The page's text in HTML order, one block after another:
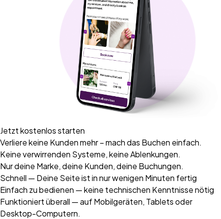
Jetzt kostenlos starten
Verliere keine Kunden mehr – mach das Buchen einfach.
Keine verwirrenden Systeme, keine Ablenkungen.
Nur deine Marke, deine Kunden, deine Buchungen.
Schnell — Deine Seite ist in nur wenigen Minuten fertig
Einfach zu bedienen — keine technischen Kenntnisse nötig
Funktioniert überall — auf Mobilgeräten, Tablets oder
Desktop-Computern.